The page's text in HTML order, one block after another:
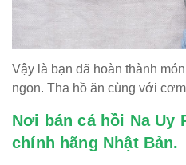
Vậy là bạn đã hoàn thành
ngon. Tha hồ ăn cùng với
Nơi bán cá hồi Na Uy
chính hãng Nhật Bản.